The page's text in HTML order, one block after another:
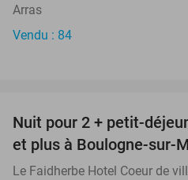
Arras
Vendu : 84
Nuit pour 2 + petit-
et plus à Boulogne-sur-
Le Faidherbe Hotel Coeur de